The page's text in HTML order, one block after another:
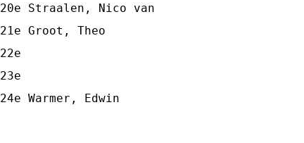
20e Straalen, Nico van
21e Groot, Theo
22e
23e
24e Warmer, Edwin